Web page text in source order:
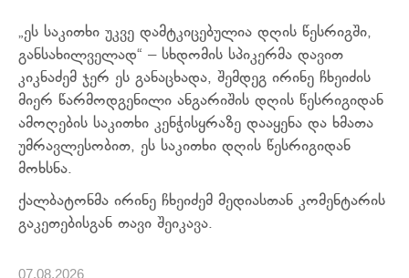
„ეს საკითხი უკვე დამტკიცებულია დღის წესრიგში,
განსახილველად“ – სხდომის სპიკერმა დავით
კიკნაძემ ჯერ ეს განაცხადა, შემდეგ ირინე ჩხეიძის
მიერ წარმოდგენილი ანგარიშის დღის წესრიგიდან
ამოღების საკითხი კენჭისყრაზე დააყენა და ხმათა
უმრავლესობით, ეს საკითხი დღის წესრიგიდან
მოხსნა.
ქალბატონმა ირინე ჩხეიძემ მედიასთან კომენტარის
გაკეთებისგან თავი შეიკავა.
07.08.2026